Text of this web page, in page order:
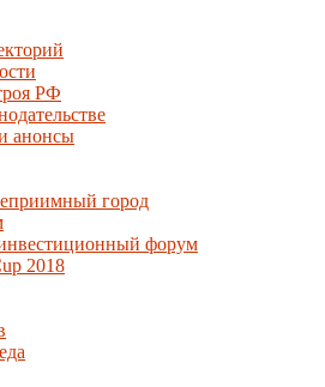
РФ
анонсы
город
форум
2018